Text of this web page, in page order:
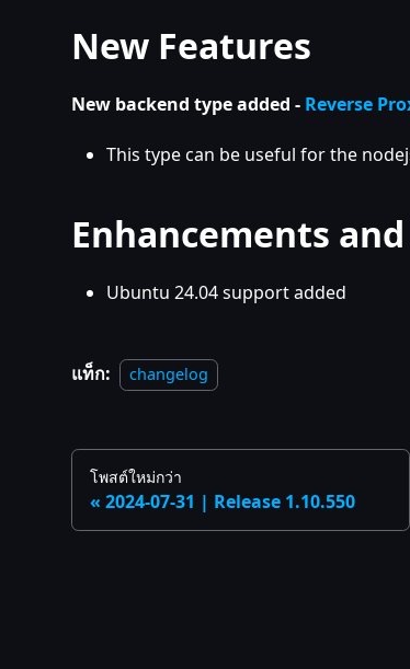
New Features
New backend type added - Reverse
This type can be useful for the
Enhancements
Ubuntu 24.04 support added
แท็ก: changelog
โพสต์ใหม่กว่า
2024-07-31 | Release 1.10.550